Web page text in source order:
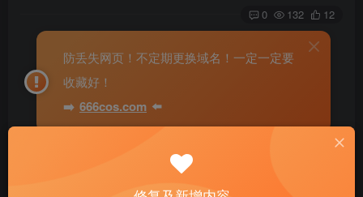
0 132 12
防丢失网页！不定期更换域名！一定一定要
收藏好！
➡️ 666cos.com ⬅️